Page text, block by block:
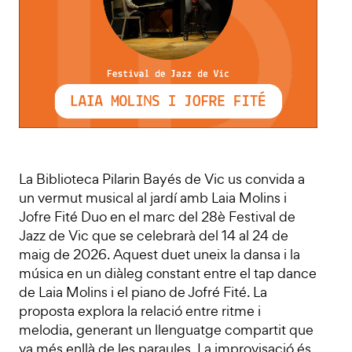
La Biblioteca Pilarin Bayés de Vic us convida a
un vermut musical al jardí amb Laia Molins i
Jofre Fité Duo en el marc del 28è Festival de
Jazz de Vic que se celebrarà del 14 al 24 de
maig de 2026. Aquest duet uneix la dansa i la
música en un diàleg constant entre el tap dance
de Laia Molins i el piano de Jofré Fité. La
proposta explora la relació entre ritme i
melodia, generant un llenguatge compartit que